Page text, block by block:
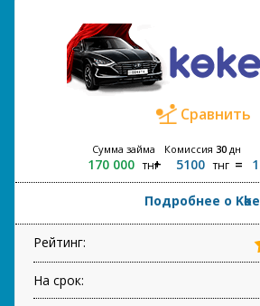
Сравнить
Сумма займа
170 000 тнг
Комиссия 30дн
5100 тнг
Подробнее о Kөkе
Рейтинг:
На срок: